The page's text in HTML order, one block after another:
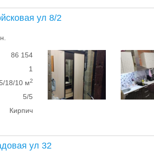
ул 8/2
86 154
1
18/10 м2
5/5
Кирпич
ул 32